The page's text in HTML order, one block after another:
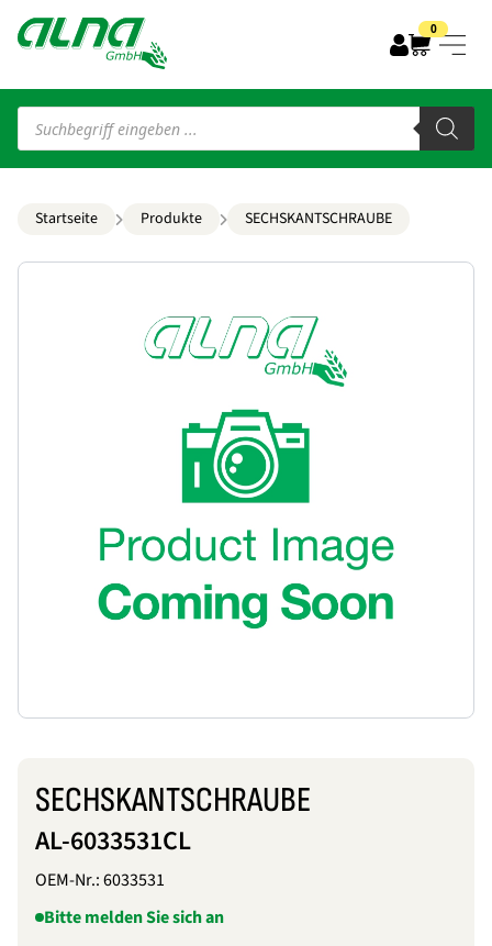
0
Products
search
Startseite Produkte SECHSKANTSCHRAUBE
SECHSKANTSCHRAUBE
AL-6033531CL
OEM-Nr.:6033531
Bitte melden Sie sich an